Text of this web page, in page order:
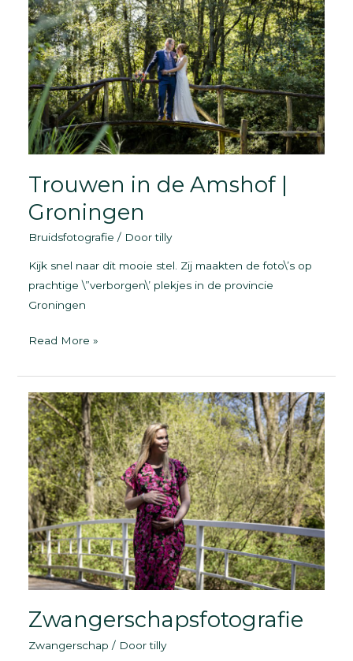
–
Friesland
|
Zwangerschap
&
Baby
Trouwen in de Amshof |
Groningen
Bruidsfotografie / Doortilly
Kijk snel naar dit mooie stel. Zij maakten de foto\’s op
prachtige \”verborgen\’ plekjes in de provincie
Groningen
Trouwen
de
Amshof
|
Groningen
Read More »
Zwangerschapsfotografie
Zwangerschap / Doortilly